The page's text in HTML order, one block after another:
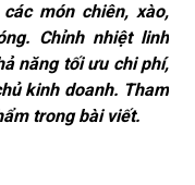
món chiên, xào,
Chỉnh nhiệt linh
năng tối ưu chi phí,
kinh doanh. Tham
trong bài viết.